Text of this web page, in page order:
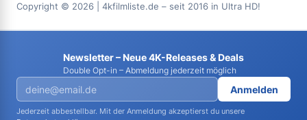
Copyright © 2026 | 4kfilmliste.de – seit 2016 in Ultra HD!
Newsletter – Neue 4K-Releases & Deals
Double Opt-in – Abmeldung jederzeit möglich
Anmelden
Jederzeit abbestellbar. Mit der Anmeldung akzeptierst du unsere